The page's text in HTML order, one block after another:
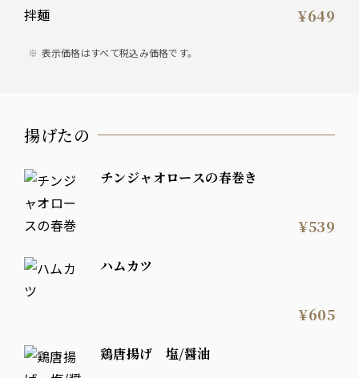
¥649
表示価格はすべて税込み価格です。
揚げたの
チンジャオロースの春巻き
¥539
ハムカツ
¥605
鶏唐揚げ 塩/醤油